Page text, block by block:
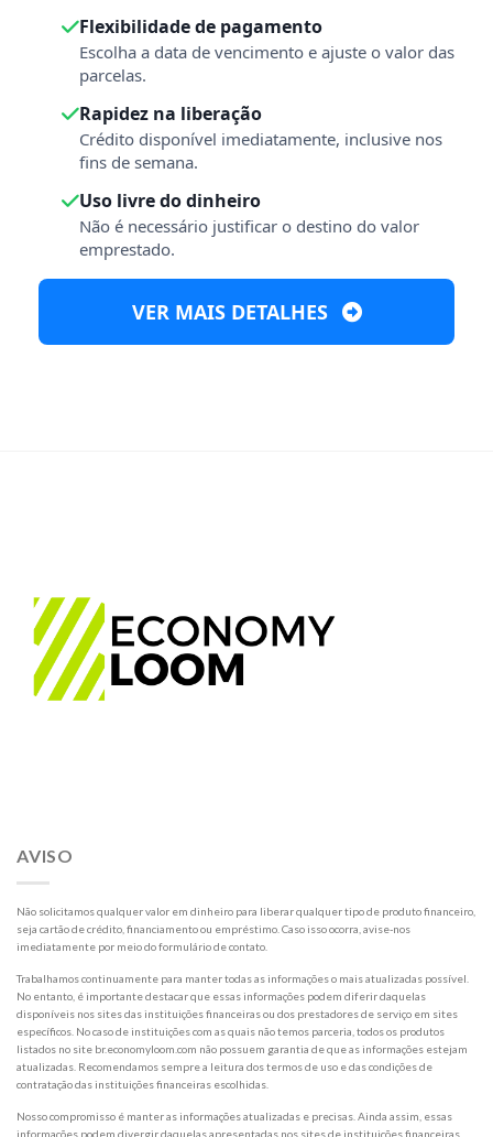
Flexibilidade de pagamento
Escolha a data de vencimento e ajuste o valor das
parcelas.
Rapidez na liberação
Crédito disponível imediatamente, inclusive nos
fins de semana.
Uso livre do dinheiro
Não é necessário justificar o destino do valor
emprestado.
VER MAIS DETALHES
AVISO
Não solicitamos qualquer valor em dinheiro para liberar qualquer tipo de produto financeiro,
seja cartão de crédito, financiamento ou empréstimo. Caso isso ocorra, avise-nos
imediatamente por meio do formulário de contato.
Trabalhamos continuamente para manter todas as informações o mais atualizadas possível.
No entanto, é importante destacar que essas informações podem diferir daquelas
disponíveis nos sites das instituições financeiras ou dos prestadores de serviço em sites
específicos. No caso de instituições com as quais não temos parceria, todos os produtos
listados no site br.economyloom.com não possuem garantia de que as informações estejam
atualizadas. Recomendamos sempre a leitura dos termos de uso e das condições de
contratação das instituições financeiras escolhidas.
Nosso compromisso é manter as informações atualizadas e precisas. Ainda assim, essas
informações podem divergir daquelas apresentadas nos sites de instituições financeiras,